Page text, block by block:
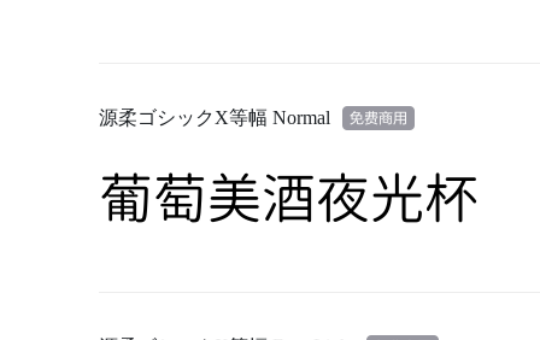
源柔ゴシックX等幅 Normal
葡萄美酒夜光杯